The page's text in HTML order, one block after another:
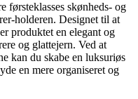
førsteklasses skønheds- og
holderen. Designet til at
produktet en elegant og
og glattejern. Ved at
kan du skabe en luksuriøs
en mere organiseret og